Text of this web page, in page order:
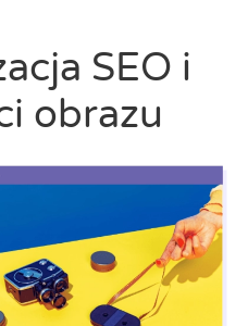
SEO i
obrazu